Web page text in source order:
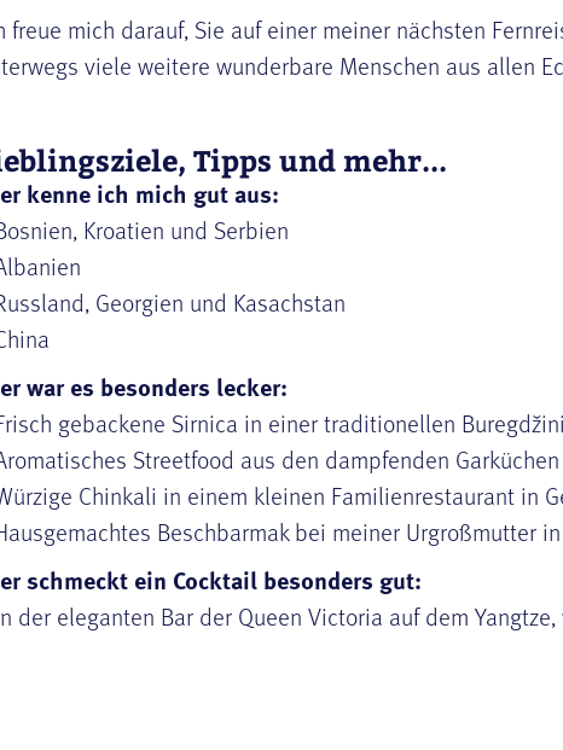
freue mich darauf, Sie auf einer meiner nächsten
viele weitere wunderbare Menschen aus allen
Tipps und mehr...
kenne ich mich gut aus:
Kroatien und Serbien
Georgien und Kasachstan
war es besonders lecker:
gebackene Sirnica in einer traditionellen
Streetfood aus den dampfenden
Chinkali in einem kleinen Familienrestaurant in
Beschbarmak bei meiner Urgroßmutter
schmeckt ein Cocktail besonders gut:
der eleganten Bar der Queen Victoria auf dem